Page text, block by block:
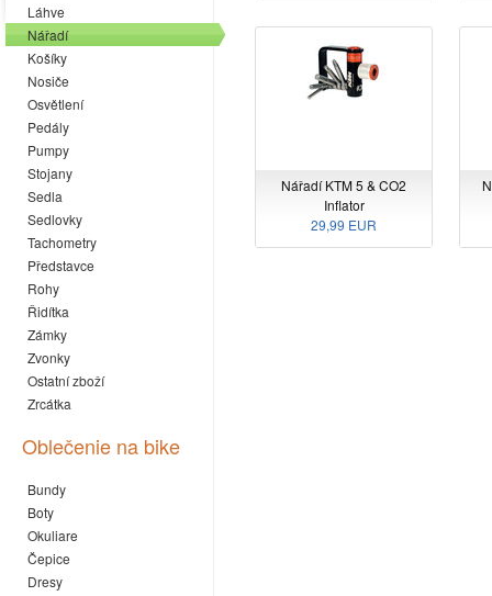
Láhve
Nářadí
Košíky
Nosiče
Osvětlení
Pedály
Pumpy
Stojany
Sedla
Sedlovky
Tachometry
Představce
Rohy
Řidítka
Zámky
Zvonky
Ostatní zboží
Zrcátka
Oblečenie na bike
Bundy
Boty
Okuliare
Čepice
Dresy
Nářadí KTM 5 & CO2
Inflator
29,99 EUR